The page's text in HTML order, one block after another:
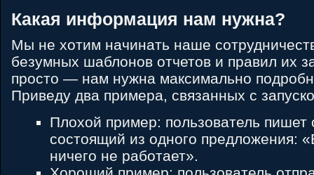
Какая информация нам нужна?
Мы не хотим начинать наше
безумных шаблонов отчетов и правил их
просто — нам нужна максимально
Приведу два примера, связанных с
Плохой пример: пользователь пишет
состоящий из одного предложения:
ничего не работает».